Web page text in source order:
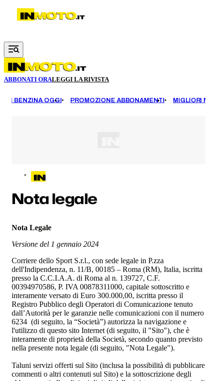
Vai al contenuto principale
ABBONATI ORALEGGI LA RIVISTA
BENZINA OGGI PROMOZIONE ABBONAMENTI MIGLIORI
Nota legale
Nota Legale
Versione del 1 gennaio 2024
Corriere dello Sport S.r.l., con sede legale in P.zza
dell'Indipendenza, n. 11/B, 00185 – Roma (RM), Italia, iscritta
presso la C.C.I.A.A. di Roma al n. 139727, C.F.
00394970586, P. IVA 00878311000, capitale sottoscritto e
interamente versato di Euro 300.000,00, iscritta presso il
Registro Pubblico degli Operatori di Comunicazione tenuto
dall’Autorità per le garanzie nelle comunicazioni con il numero
6234 (di seguito, la “Società”) autorizza la navigazione e
l'utilizzo di questo sito Internet (di seguito, il "Sito"), che è
interamente di proprietà della Società, secondo quanto previsto
nella presente nota legale (di seguito, "Nota Legale").
Taluni servizi offerti sul Sito (inclusa la possibilità di pubblicare
commenti o altri contenuti sul Sito) e la sottoscrizione degli